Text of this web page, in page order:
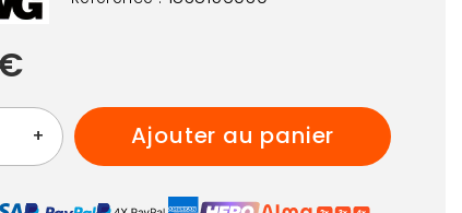
+ ajouter au panier